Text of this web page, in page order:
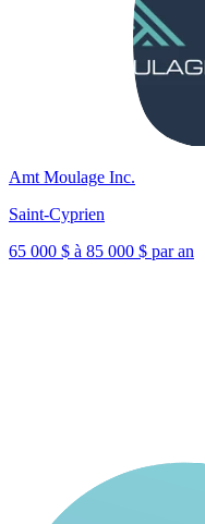
Amt Moulage Inc.
Saint-Cyprien
65 000 $ à 85 000 $ par an